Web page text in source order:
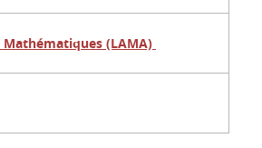
Mathématiques (LAMA)